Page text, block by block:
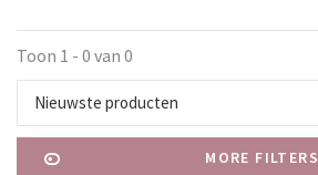
Toon 1 - 0 van 0
Nieuwste producten
MORE FILTERS